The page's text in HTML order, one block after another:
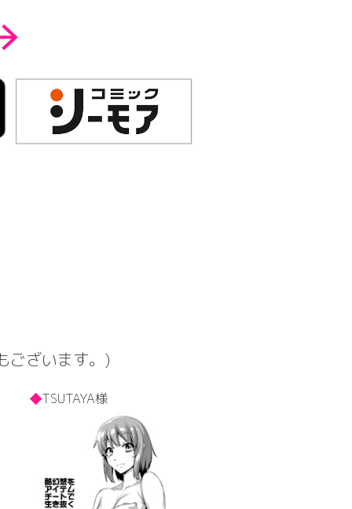
ございます。)
TSUTAYA様